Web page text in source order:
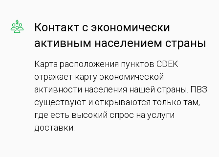
Контакт с экономически
активным населением страны
Карта расположения пунктов CDEK
отражает карту экономической
активности населения нашей страны. ПВЗ
существуют и открываются только там,
где есть высокий спрос на услуги
доставки.